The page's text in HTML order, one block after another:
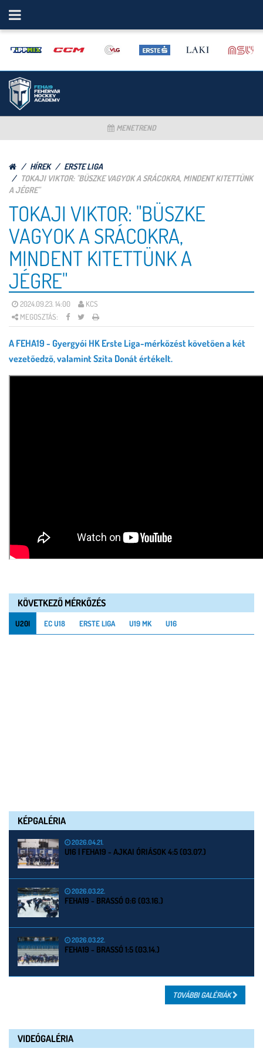
MENETREND
HÍREK
ERSTE LIGA
TOKAJI VIKTOR: "BÜSZKE VAGYOK A SRÁCOKRA, MINDENT KITETTÜNK
A JÉGRE"
TOKAJI VIKTOR: "BÜSZKE
VAGYOK A SRÁCOKRA,
MINDENT KITETTÜNK A
JÉGRE"
2024.09.23. 14:00
KCS
MEGOSZTÁS:
A FEHA19 - Gyergyói HK Erste Liga-mérkőzést követően a két
vezetőedző, valamint Szita Donát értékelt.
KÖVETKEZŐ MÉRKŐZÉS
U20I EC U18 ERSTE LIGA U19 MK U16
KÉPGALÉRIA
2026.04.21.
U16 | FEHA19 - AJKAI ÓRIÁSOK 4:5 (03.07.)
2026.03.22.
FEHA19 - BRASSÓ 0:6 (03.16.)
2026.03.22.
FEHA19 - BRASSÓ 1:5 (03.14.)
TOVÁBBI GALÉRIÁK
VIDEÓGALÉRIA